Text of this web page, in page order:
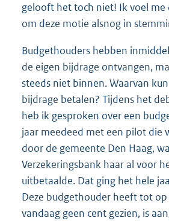
gelooft het toch niet! Ik voel me
om deze motie alsnog in
Budgethouders hebben
de eigen bijdrage ontvangen,
steeds niet binnen. Waarvan
bijdrage betalen? Tijdens het
heb ik gesproken over een
jaar meedeed met een pilot die
door de gemeente Den Haag,
Verzekeringsbank haar al voor
uitbetaalde. Dat ging het hele
Deze budgethouder heeft tot op
vandaag geen cent gezien, is